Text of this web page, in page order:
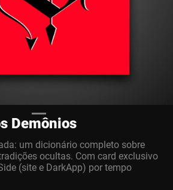
Demônios
um dicionário completo sobre
ocultas. Com card exclusivo
(site e DarkApp) por tempo